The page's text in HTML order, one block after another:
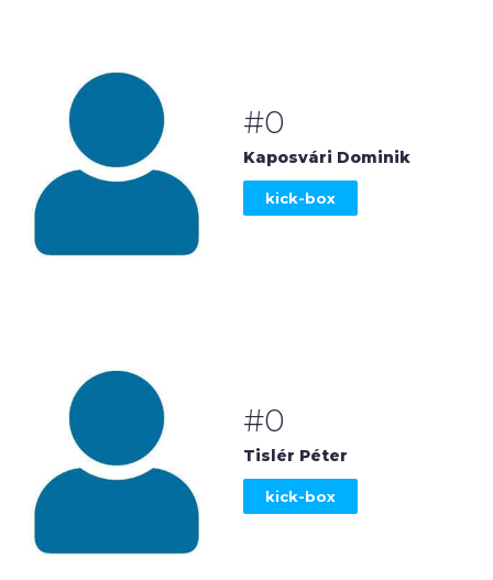
#0
Kaposvári Dominik
kick-box
#0
Tislér Péter
kick-box